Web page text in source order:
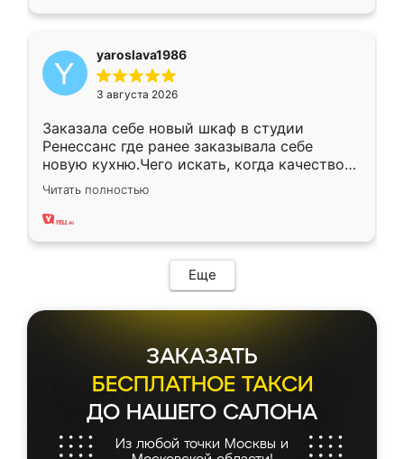
yaroslava1986
3 августа 2026
Заказала себе новый шкаф в студии
Ренессанс где ранее заказывала себе
новую кухню.Чего искать, когда качеством
вполне довольна. Служит кухня уже почти
два года, нареканий нет.
Читать полностью
Еще
ЗАКАЗАТЬ
БЕСПЛАТНОЕ ТАКСИ
ДО НАШЕГО САЛОНА
Из любой точки Москвы и